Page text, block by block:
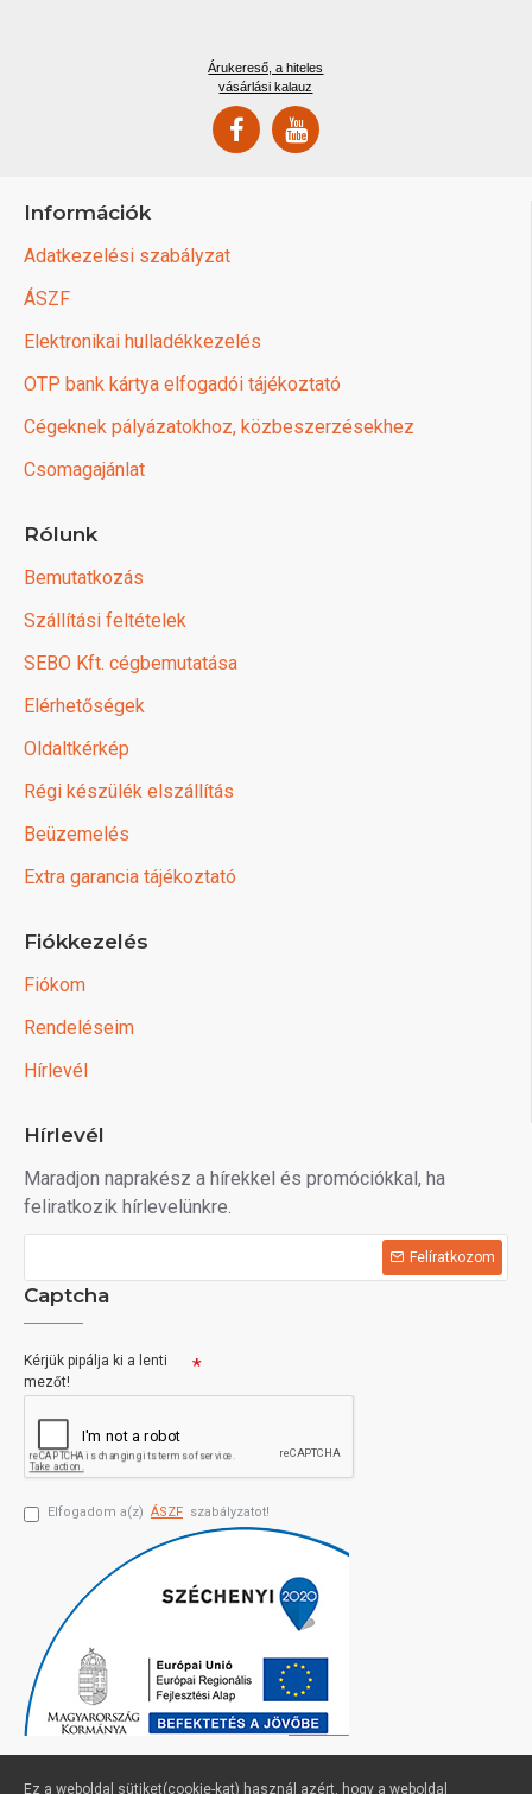
Árukereső, a hiteles
vásárlási kalauz
Információk
Adatkezelési szabályzat
ÁSZF
Elektronikai hulladékkezelés
OTP bank kártya elfogadói tájékoztató
Cégeknek pályázatokhoz, közbeszerzésekhez
Csomagajánlat
Rólunk
Bemutatkozás
Szállítási feltételek
SEBO Kft. cégbemutatása
Elérhetőségek
Oldaltkérkép
Régi készülék elszállítás
Beüzemelés
Extra garancia tájékoztató
Fiókkezelés
Fiókom
Rendeléseim
Hírlevél
Hírlevél
Maradjon naprakész a hírekkel és promóciókkal, ha
feliratkozik hírlevelünkre.
Felíratkozom
Captcha
Kérjük pipálja ki a lenti
mezőt!
Elfogadom a(z) ÁSZF szabályzatot!
Ez a weboldal sütiket(cookie-kat) használ azért, hogy a weboldal